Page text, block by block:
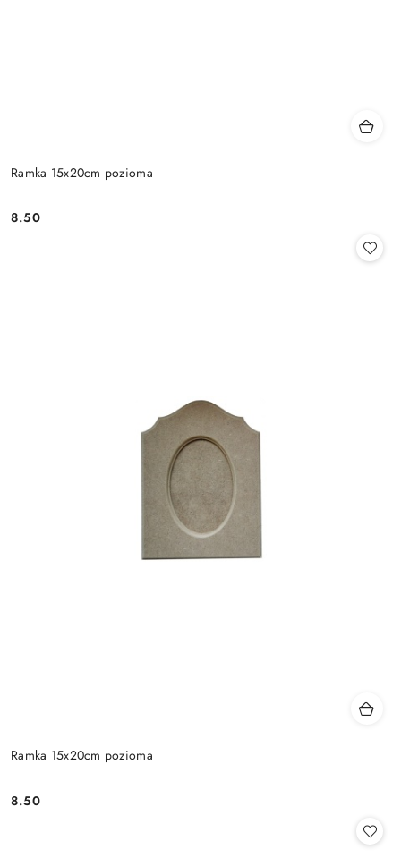
Ramka 15x20cm pozioma
Cena:
8.50
Ramka 15x20cm pozioma
Cena:
8.50